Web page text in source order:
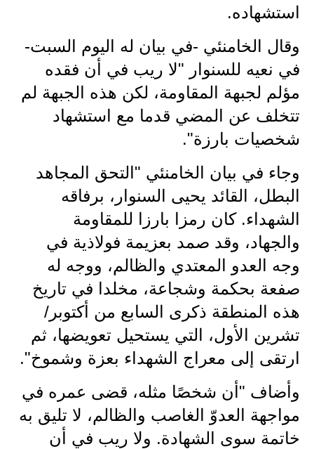
نتائج الامتحانات
المرحلة الابتدائية
المرحلة المتوسطة
اسئلة وزارية
المرحلة الابتدائية
المرحلة المتوسطة
المرحلة الاعدادية
مرشحات
المرحلة الابتدائية
المرحلة المتوسطة
المرحلة الاعدادية
كتب مدرسية
استشهاده.
وقال الخامنئي -في بيان له اليوم السبت-
في نعيه للسنوار "لا ريب في أن فقده
مؤلم لجبهة المقاومة، لكن هذه الجبهة لم
تتخلف عن المضي قدما مع استشهاد
شخصيات بارزة".
وجاء في بيان الخامنئي "التحق المجاهد
البطل، القائد يحيى السنوار، برفاقه
الشهداء. كان رمزا بارزا للمقاومة
والجهاد، وقد صمد بعزيمة فولاذية في
وجه العدو المعتدي والظالم، ووجه له
صفعة بحكمة وشجاعة، مخلدا في تاريخ
هذه المنطقة ذكرى السابع من أكتوبر/
تشرين الأول، التي يستحيل تعويضها، ثم
ارتقى إلى معراج الشهداء بعزة وشموخ".
وأضاف "أن شخصًا مثله، قضى عمره في
مواجهة العدوّ الغاصب والظالم، لا تليق به
خاتمة سوى الشهادة. ولا ريب في أن